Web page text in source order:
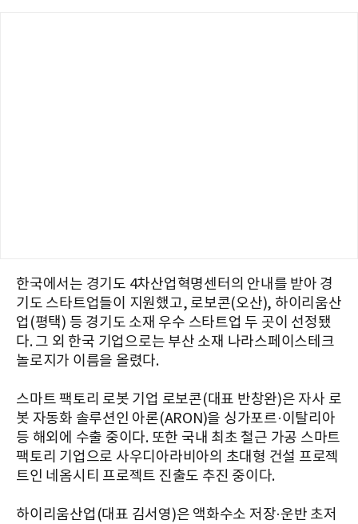
한국에서는 경기도 4차산업혁명센터의 안내를 받아 경
기도 스타트업들이 지원했고, 로보콘(오산), 하이리움산
업(평택) 등 경기도 소재 우수 스타트업 두 곳이 선정됐
다. 그 외 한국 기업으로는 부산 소재 나라스페이스테크
놀로지가 이름을 올렸다.
스마트 팩토리 로봇 기업 로보콘(대표 반창완)은 자사 로
봇 자동화 솔루션인 아론(ARON)을 싱가포르·이탈리아
등 해외에 수출 중이다. 또한 국내 최초 철근 가공 스마트
팩토리 기업으로 사우디아라비아의 초대형 건설 프로젝
트인 네옴시티 프로젝트 진출도 추진 중이다.
하이리움산업(대표 김서영)은 액화수소 저장·운반 초저